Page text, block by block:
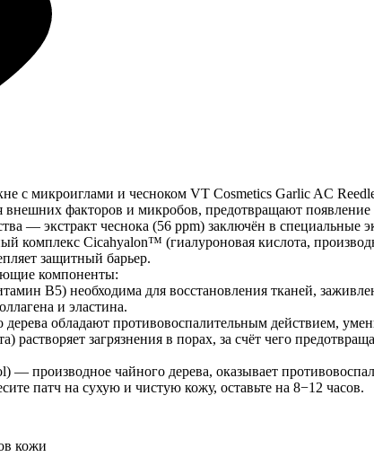
с микроиглами и чесноком VT Cosmetics Garlic AC
внешних факторов и микробов, предотвращают появление
— экстракт чеснока (56 ppm) заключён в
комплекс Cicahyalon™ (гиалуроновая кислота,
защитный барьер.
компоненты:
B5) необходима для восстановления тканей,
и эластина.
дерева обладают противовоспалительным действием,
растворяет загрязнения в порах, за счёт чего
— производное чайного дерева, оказывает
патч на сухую и чистую кожу, оставьте на 8−12 часов.
кожи